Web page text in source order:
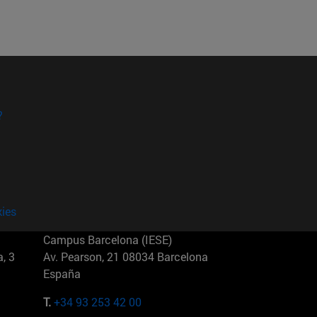
3
Campus Barcelona (IESE)
Av. Pearson, 21 08034 Barcelona
España
T.+34 93 253 42 00